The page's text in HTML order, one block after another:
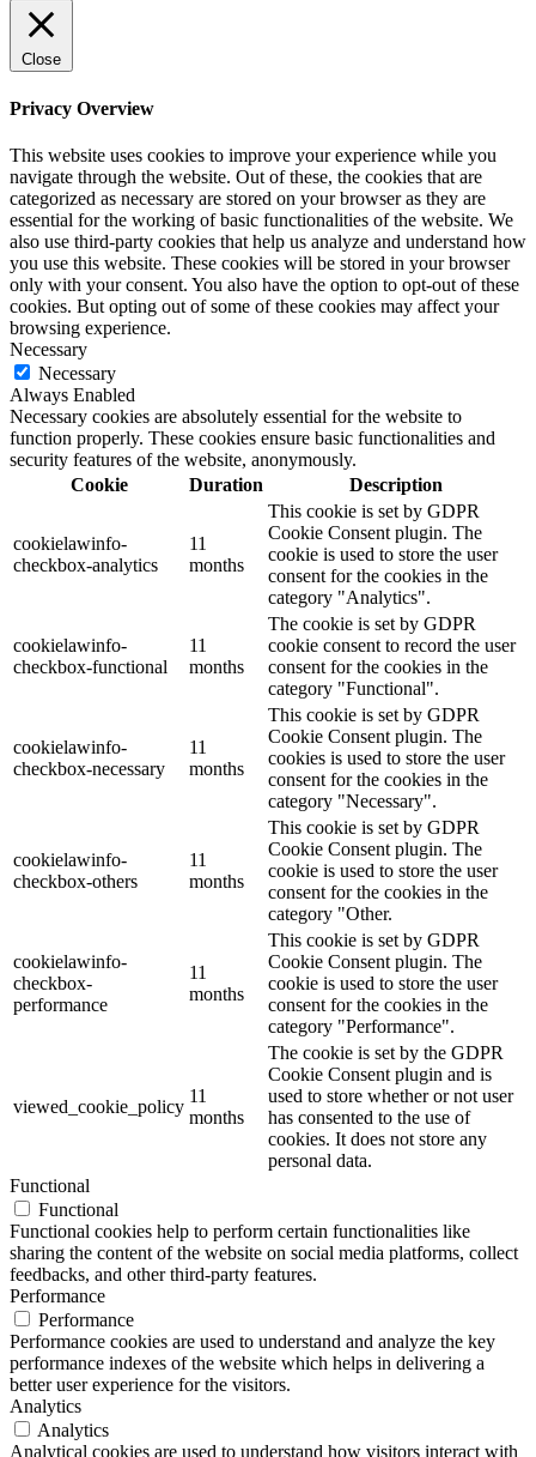
Close
Privacy Overview
This website uses cookies to improve your experience while you
navigate through the website. Out of these, the cookies that are
categorized as necessary are stored on your browser as they are
essential for the working of basic functionalities of the website. We
also use third-party cookies that help us analyze and understand how
you use this website. These cookies will be stored in your browser
only with your consent. You also have the option to opt-out of these
cookies. But opting out of some of these cookies may affect your
browsing experience.
Necessary
Necessary
Always Enabled
Necessary cookies are absolutely essential for the website to
function properly. These cookies ensure basic functionalities and
security features of the website, anonymously.
Cookie
Duration Description
cookielawinfo-
checkbox-analytics
11
months
This cookie is set by GDPR
Cookie Consent plugin. The
cookie is used to store the user
consent for the cookies in the
category "Analytics".
cookielawinfo-
checkbox-functional
11
months
The cookie is set by GDPR
cookie consent to record the user
consent for the cookies in the
category "Functional".
cookielawinfo-
checkbox-necessary
11
months
This cookie is set by GDPR
Cookie Consent plugin. The
cookies is used to store the user
consent for the cookies in the
category "Necessary".
cookielawinfo-
checkbox-others
11
months
This cookie is set by GDPR
Cookie Consent plugin. The
cookie is used to store the user
consent for the cookies in the
category "Other.
cookielawinfo-
checkbox-
performance
11
months
This cookie is set by GDPR
Cookie Consent plugin. The
cookie is used to store the user
consent for the cookies in the
category "Performance".
viewed_cookie_policy
11
months
The cookie is set by the GDPR
Cookie Consent plugin and is
used to store whether or not user
has consented to the use of
cookies. It does not store any
personal data.
Functional
Functional
Functional cookies help to perform certain functionalities like
sharing the content of the website on social media platforms, collect
feedbacks, and other third-party features.
Performance
Performance
Performance cookies are used to understand and analyze the key
performance indexes of the website which helps in delivering a
better user experience for the visitors.
Analytics
Analytics
Analytical cookies are used to understand how visitors interact with